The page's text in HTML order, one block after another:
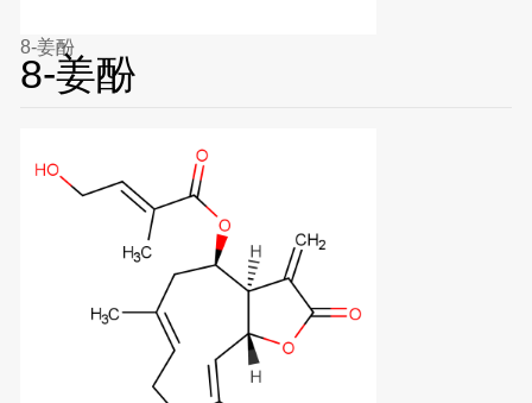
8-姜酚
8-姜酚